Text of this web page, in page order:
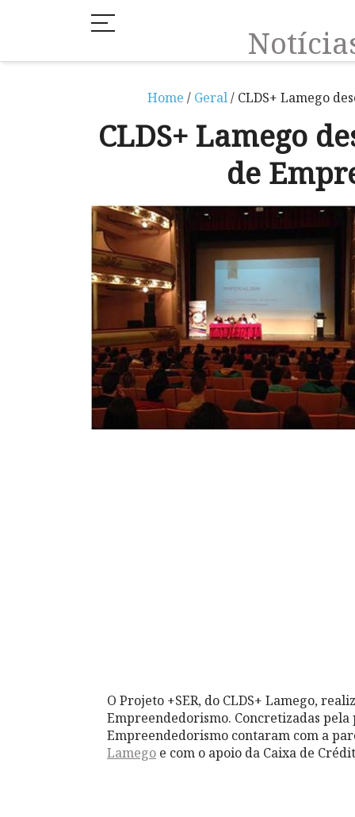
Home / Geral/ CLDS+ Lamego
CLDS+ Lamego
de
O Projeto +SER, do CLDS+ Lamego,
Empreendedorismo. Concretizadas
Empreendedorismo contaram com a
Lamego e com o apoio da Caixa de